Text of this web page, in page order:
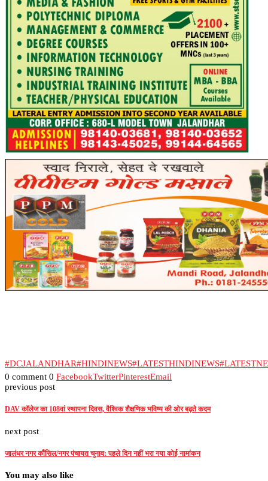
#DCJALANDHAR#HINDINEWS#LATESTHINDINEWS
0 comment 0 FacebookTwitterPinterestEmail
previous post
DAV कॉलेज का 108वां स्थापना दिवस, वैश्विक शैक्षणिक भविष्य की ओर बढ़ते कदम
next post
जालंधर नगर कौंसिल/नगर पंचायत चुनाव: पहले दिन नहीं भरा गया कोई नामांकन
You may also like